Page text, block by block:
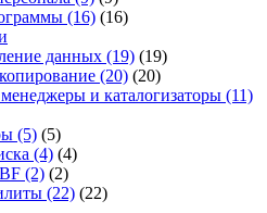
(16) (16)
данных (19) (19)
(20) (20)
и каталогизаторы (11)
(5) (5)
(4) (4)
(2) (2)
(22) (22)